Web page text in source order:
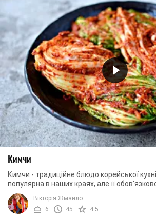
Кимчи
Кимчи - традиційне блюдо корейської
популярна в наших краях, але її
спробувати. Страва являє собою ...
Вікторія Жмайло
6
45 4.5